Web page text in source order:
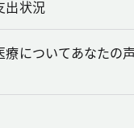
出状況
療についてあなたの